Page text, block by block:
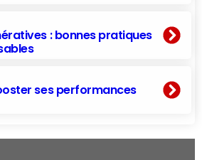
: bonnes pratiques
ses performances